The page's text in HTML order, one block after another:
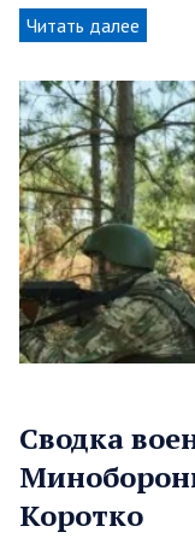
Читать далее
Сводка
Коротко